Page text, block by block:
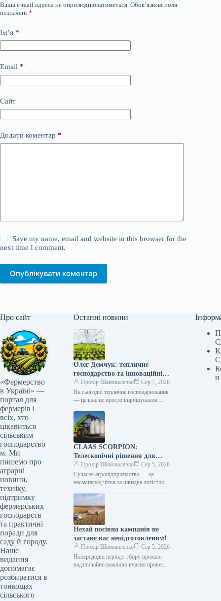
Ваша e-mail адреса не оприлюднюватиметься. Обов’язкові поля
позначені *
Ім’я *
Email *
Сайт
Додати коментар *
Save my name, email and website in this browser for the
next time I comment.
Опублікувати коментар
Про сайт
«Фермерство
в Україні» —
портал для
фермерів і
всіх, хто
цікавиться
сільським
господарство
м. Ми
пишемо про
аграрні
новини,
техніку,
підтримку
фермерських
господарств
та практичні
поради для
саду й городу.
Наше
видання
допомагає
розбиратися в
тонкощах
сільського
Останні новини
Олег Демчук: тепличне
господарство та інноваційні
центри в Україні
Прохір Шаповаленко
Сер 7, 2026
На сьогодні тепличне господарювання
— це вже не просто вирощування
технологій та цифрових інструментів,
що…
CLAAS SCORPION:
Телескопічні рішення для
ефективного агрологістичного
менеджменту
Прохір Шаповаленко
Сер 5, 2026
Сучасне агропідприємство — це
насамперед чітка та швидка логістика.
тисяч тонн зерна, робота з
біогазовими…
Нехай посівна кампанія не
застане вас непідготовленим!
Прохір Шаповаленко
Сер 5, 2026
Напередодні періоду збору врожаю
надзвичайно важливо вчасно провести
и